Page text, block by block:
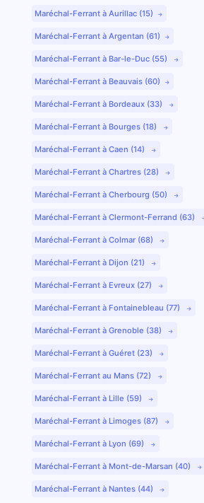
Maréchal-Ferrant à Aurillac (15)
Maréchal-Ferrant à Argentan (61)
Maréchal-Ferrant à Bar-le-Duc (55)
Maréchal-Ferrant à Beauvais (60)
Maréchal-Ferrant à Bordeaux (33)
Maréchal-Ferrant à Bourges (18)
Maréchal-Ferrant à Caen (14)
Maréchal-Ferrant à Chartres (28)
Maréchal-Ferrant à Cherbourg (50)
Maréchal-Ferrant à Clermont-Ferrand (63)
Maréchal-Ferrant à Colmar (68)
Maréchal-Ferrant à Dijon (21)
Maréchal-Ferrant à Evreux (27)
Maréchal-Ferrant à Fontainebleau (77)
Maréchal-Ferrant à Grenoble (38)
Maréchal-Ferrant à Guéret (23)
Maréchal-Ferrant au Mans (72)
Maréchal-Ferrant à Lille (59)
Maréchal-Ferrant à Limoges (87)
Maréchal-Ferrant à Lyon (69)
Maréchal-Ferrant à Mont-de-Marsan (40)
Maréchal-Ferrant à Nantes (44)